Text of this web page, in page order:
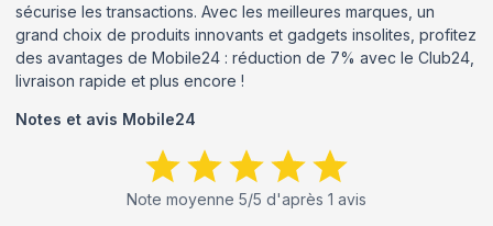
sécurise les transactions. Avec les meilleures marques, un
grand choix de produits innovants et gadgets insolites, profitez
des avantages de Mobile24 : réduction de 7% avec le Club24,
livraison rapide et plus encore !
Notes et avis Mobile24
Note moyenne 5/5 d'après 1 avis